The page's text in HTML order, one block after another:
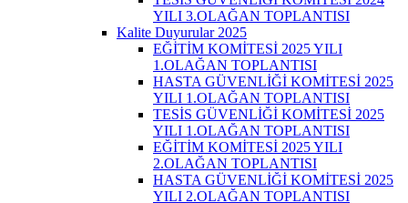
YILI 3.OLAĞAN TOPLANTISI
Kalite Duyurular 2025
EĞİTİM KOMİTESİ 2025 YILI
1.OLAĞAN TOPLANTISI
HASTA GÜVENLİĞİ KOMİTESİ 2025
YILI 1.OLAĞAN TOPLANTISI
TESİS GÜVENLİĞİ KOMİTESİ 2025
YILI 1.OLAĞAN TOPLANTISI
EĞİTİM KOMİTESİ 2025 YILI
2.OLAĞAN TOPLANTISI
HASTA GÜVENLİĞİ KOMİTESİ 2025
YILI 2.OLAĞAN TOPLANTISI